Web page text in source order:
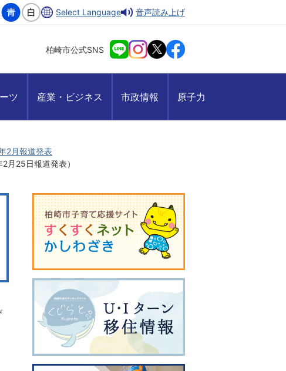
Select Language 音声読み上げ
柏崎市公式SNS
ツ 産業・ビジネス 市政情報 原子力
2月報道発表
月25日報道発表）